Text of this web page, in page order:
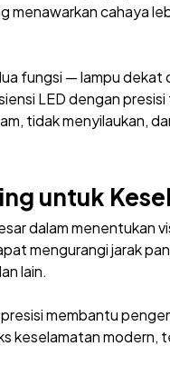
menawarkan cahaya
fungsi — lampu dekat
LED dengan
tidak menyilaukan,
untuk
dalam menentukan
mengurangi jarak
lain.
membantu
keselamatan modern,